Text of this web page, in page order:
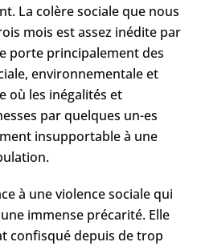
La colère sociale que nous
mois est assez inédite par
porte principalement des
environnementale et
où les inégalités et
par quelques un-es
insupportable à une
à une violence sociale qui
immense précarité. Elle
confisqué depuis de trop